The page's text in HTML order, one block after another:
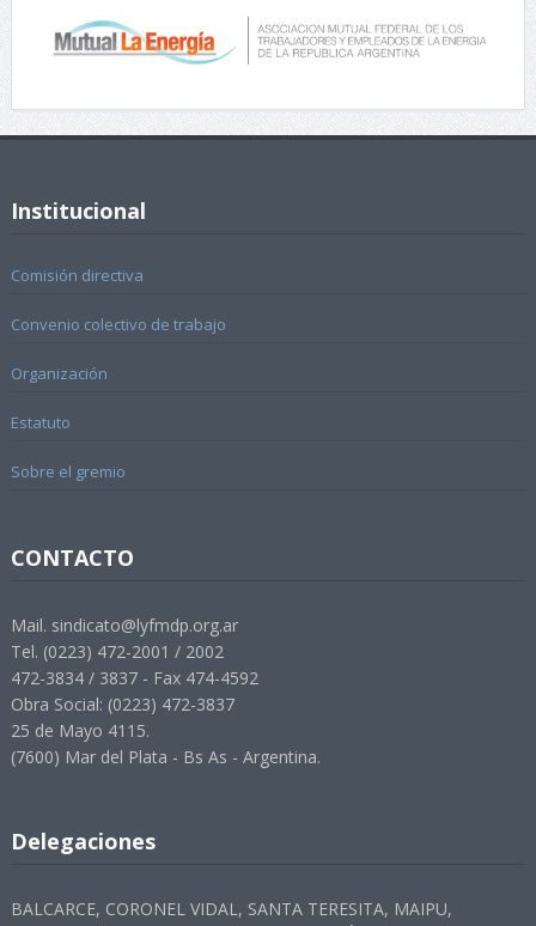
Institucional
Comisión directiva
Convenio colectivo de trabajo
Organización
Estatuto
Sobre el gremio
CONTACTO
Mail. sindicato@lyfmdp.org.ar
Tel. (0223) 472-2001 / 2002
472-3834 / 3837 - Fax 474-4592
Obra Social: (0223) 472-3837
25 de Mayo 4115.
(7600) Mar del Plata - Bs As - Argentina.
Delegaciones
BALCARCE, CORONEL VIDAL, SANTA TERESITA, MAIPU,